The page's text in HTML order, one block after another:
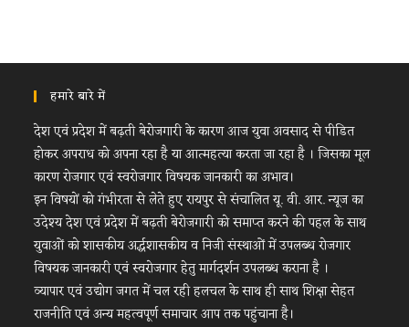
हमारे बारे में
देश एवं प्रदेश में बढ़ती बेरोजगारी के कारण आज युवा अवसाद से पीडित
होकर अपराध को अपना रहा है या आत्महत्या करता जा रहा है । जिसका मूल
कारण रोजगार एवं स्वरोजगार विषयक जानकारी का अभाव।
इन विषयों को गंभीरता से लेते हुए रायपुर से संचालित यू. वी. आर. न्यूज का
उदेश्य देश एवं प्रदेश में बढ़ती बेरोजगारी को समाप्त करने की पहल के साथ
युवाओं को शासकीय अर्द्धशासकीय व निजी संस्थाओं में उपलब्ध रोजगार
विषयक जानकारी एवं स्वरोजगार हेतु मार्गदर्शन उपलब्ध कराना है ।
व्यापार एवं उद्योग जगत में चल रही हलचल के साथ ही साथ शिक्षा सेहत
राजनीति एवं अन्य महत्वपूर्ण समाचार आप तक पहुंचाना है।